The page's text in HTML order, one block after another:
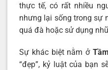
thực tế, có rất nhiều
nhưng lại sống trong sự
quá đà hoặc sử dụng
Sự khác biệt nằm ở
“đẹp”, kỷ luật của bạn